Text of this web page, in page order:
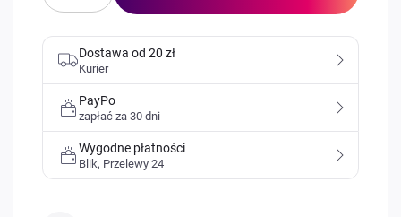
Dostawa od 20 zł
Kurier
PayPo
zapłać za 30 dni
Wygodne płatności
Blik, Przelewy 24